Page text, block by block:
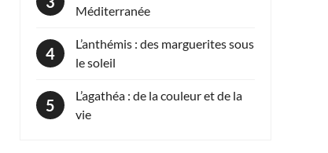
Méditerranée
L’anthémis : des marguerites sous
le soleil
L’agathéa : de la couleur et de la
vie